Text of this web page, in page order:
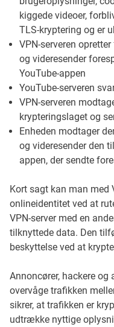
kiggede videoer,
TLS-kryptering og er
VPN-serveren
og videresender
YouTube-appen
YouTube-serveren
VPN-serveren
krypteringslaget og
Enheden modtager
og videresender den
appen, der sendte
Kort sagt kan man med
onlineidentitet ved at
VPN-server med en
tilknyttede data. Den
beskyttelse ved at
Annoncører, hackere
overvåge trafikken
sikrer, at trafikken er
udtrække nyttige